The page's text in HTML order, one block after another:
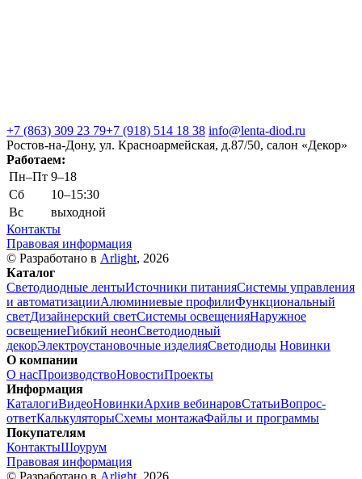
+7 (863) 309 23 79+7 (918) 514 18 38 info@lenta-diod.ru
Ростов-на-Дону, ул. Красноармейская, д.87/50, салон «Декор»
Работаем:
Пн–Пт 9–18
Сб
10–15:30
Вс
выходной
Контакты
Правовая информация
© Разработано в Arlight, 2026
Каталог
Светодиодные лентыИсточники питанияСистемы управления
и автоматизацииАлюминиевые профилиФункциональный
светДизайнерский светСистемы освещенияНаружное
освещениеГибкий неонСветодиодный
декорЭлектроустановочные изделияСветодиоды Новинки
О компании
О насПроизводствоНовостиПроекты
Информация
КаталогиВидеоНовинкиАрхив вебинаровСтатьиВопрос-
ответКалькуляторыСхемы монтажаФайлы и программы
Покупателям
КонтактыШоурум
Правовая информация
© Разработано в Arlight , 2026